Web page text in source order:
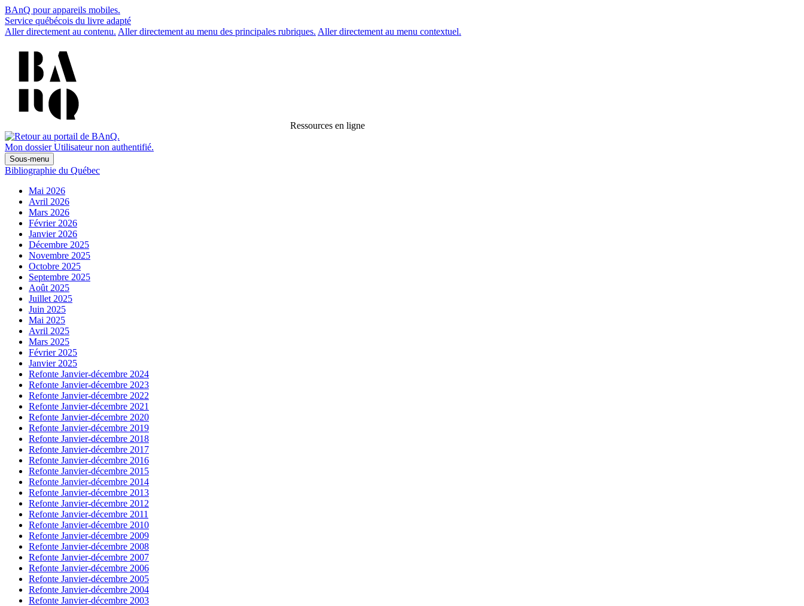
BAnQ pour appareils mobiles.
Service québécois du livre adapté
Aller directement au contenu. Aller directement au menu des principales rubriques. Aller directement au menu contextuel.
Ressources en ligne
Mon dossier Utilisateur non authentifié.
Sous-menu
Bibliographie du Québec
Mai 2026
Avril 2026
Mars 2026
Février 2026
Janvier 2026
Décembre 2025
Novembre 2025
Octobre 2025
Septembre 2025
Août 2025
Juillet 2025
Juin 2025
Mai 2025
Avril 2025
Mars 2025
Février 2025
Janvier 2025
Refonte Janvier-décembre 2024
Refonte Janvier-décembre 2023
Refonte Janvier-décembre 2022
Refonte Janvier-décembre 2021
Refonte Janvier-décembre 2020
Refonte Janvier-décembre 2019
Refonte Janvier-décembre 2018
Refonte Janvier-décembre 2017
Refonte Janvier-décembre 2016
Refonte Janvier-décembre 2015
Refonte Janvier-décembre 2014
Refonte Janvier-décembre 2013
Refonte Janvier-décembre 2012
Refonte Janvier-décembre 2011
Refonte Janvier-décembre 2010
Refonte Janvier-décembre 2009
Refonte Janvier-décembre 2008
Refonte Janvier-décembre 2007
Refonte Janvier-décembre 2006
Refonte Janvier-décembre 2005
Refonte Janvier-décembre 2004
Refonte Janvier-décembre 2003